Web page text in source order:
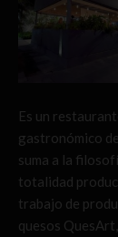
Es un
gastronómico
suma a la
totalidad
trabajo de
quesos